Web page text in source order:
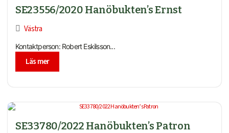
SE23556/2020 Hanöbukten’s Ernst
Västra
Kontaktperson: Robert Eskilsson...
Läs mer
SE33780/2022 Hanöbukten’s Patron